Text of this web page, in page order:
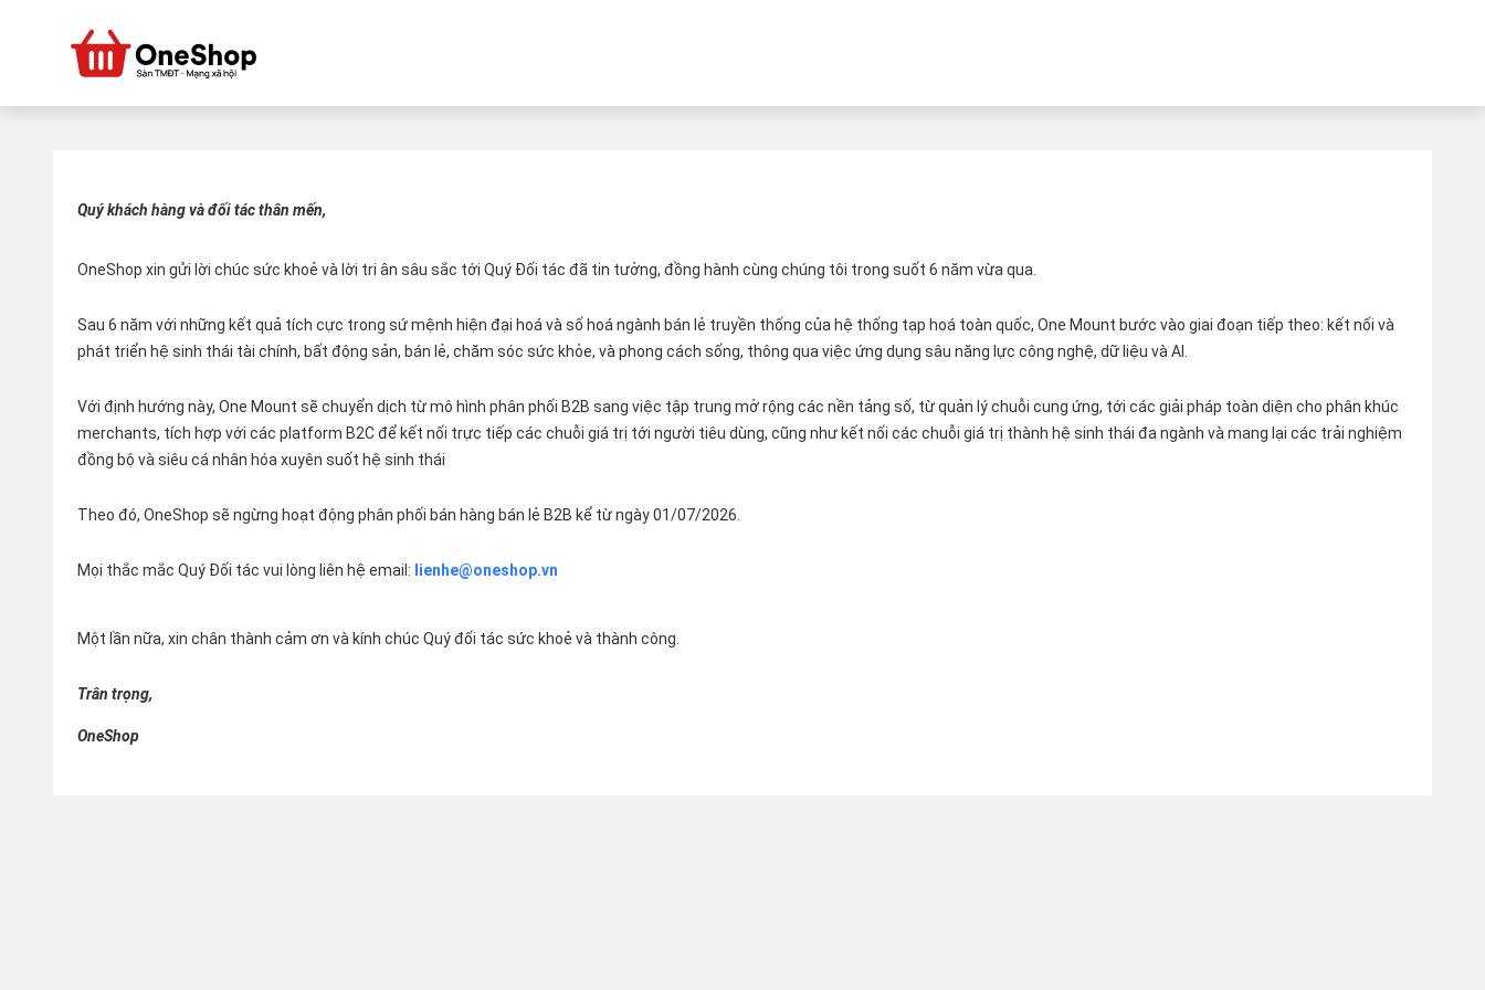
Quý khách hàng và đối tác thân mến,
OneShop xin gửi lời chúc sức khoẻ và lời tri ân sâu sắc tới Quý Đối tác đã tin tưởng, đồng hành cùng chúng tôi trong suốt 6 năm vừa qua.
Sau 6 năm với những kết quả tích cực trong sứ mệnh hiện đại hoá và số hoá ngành bán lẻ truyền thống của hệ thống tạp hoá toàn quốc, One Mount bước vào giai đoạn tiếp theo: kết nối và
phát triển hệ sinh thái tài chính, bất động sản, bán lẻ, chăm sóc sức khỏe, và phong cách sống, thông qua việc ứng dụng sâu năng lực công nghệ, dữ liệu và AI.
Với định hướng này, One Mount sẽ chuyển dịch từ mô hình phân phối B2B sang việc tập trung mở rộng các nền tảng số, từ quản lý chuỗi cung ứng, tới các giải pháp toàn diện cho phân khúc
merchants, tích hợp với các platform B2C để kết nối trực tiếp các chuỗi giá trị tới người tiêu dùng, cũng như kết nối các chuỗi giá trị thành hệ sinh thái đa ngành và mang lại các trải nghiệm
đồng bộ và siêu cá nhân hóa xuyên suốt hệ sinh thái
Theo đó, OneShop sẽ ngừng hoạt động phân phối bán hàng bán lẻ B2B kể từ ngày 01/07/2026.
Mọi thắc mắc Quý Đối tác vui lòng liên hệ email: lienhe@oneshop.vn
Một lần nữa, xin chân thành cảm ơn và kính chúc Quý đối tác sức khoẻ và thành công.
Trân trọng,
OneShop